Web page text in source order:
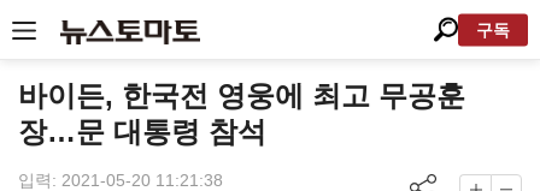
구독
바이든, 한국전 영웅에 최고 무공훈
장…문 대통령 참석
입력: 2021-05-20 11:21:38